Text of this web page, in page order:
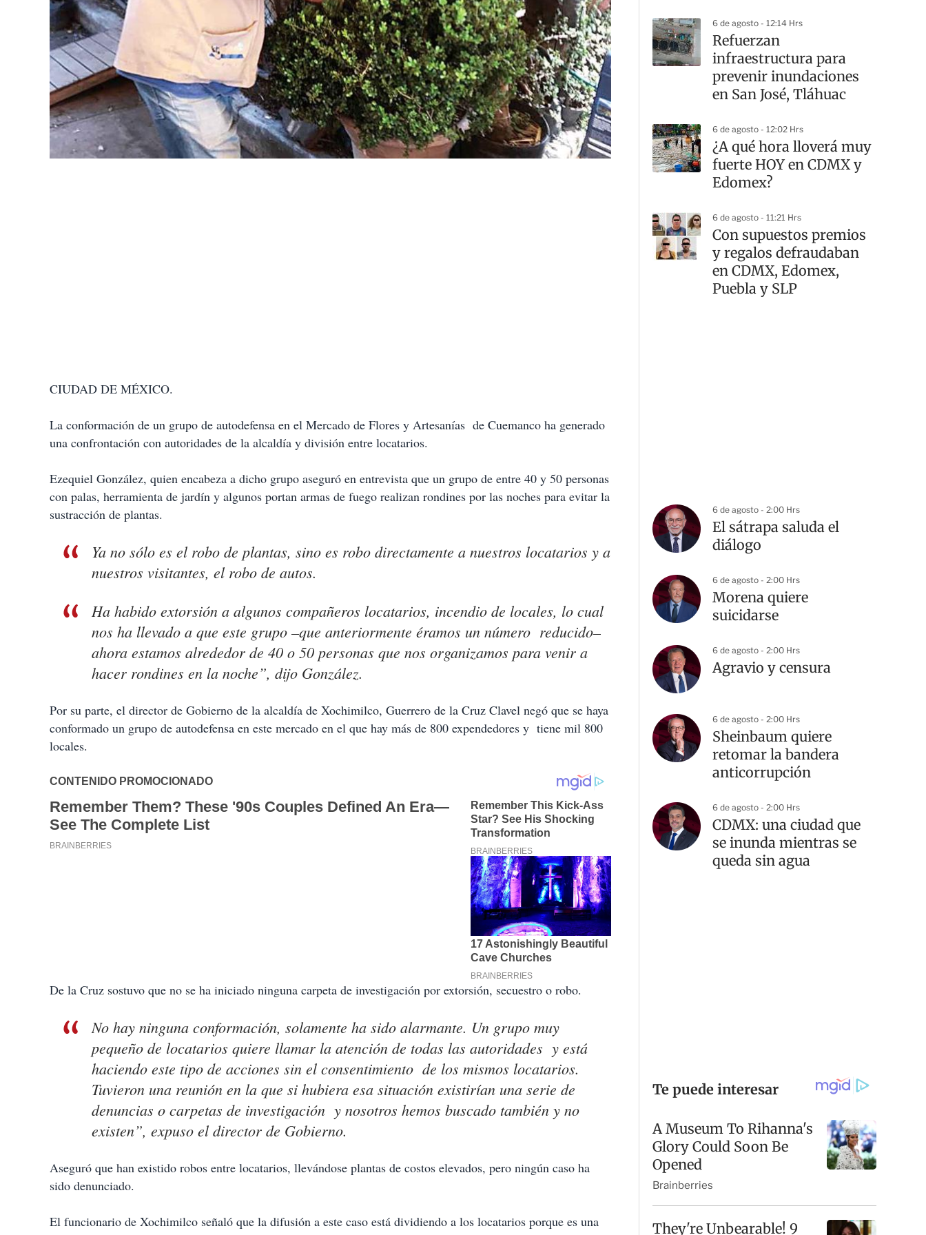
CIUDAD DE MÉXICO.
La conformación de un grupo de autodefensa en el Mercado de Flores y Artesanías de Cuemanco ha generado
una confrontación con autoridades de la alcaldía y división entre locatarios.
Ezequiel González, quien encabeza a dicho grupo aseguró en entrevista que un grupo de entre 40 y 50 personas
con palas, herramienta de jardín y algunos portan armas de fuego realizan rondines por las noches para evitar la
sustracción de plantas.
Ya no sólo es el robo de plantas, sino es robo directamente a nuestros locatarios y a
nuestros visitantes, el robo de autos.
Ha habido extorsión a algunos compañeros locatarios, incendio de locales, lo cual
nos ha llevado a que este grupo –que anteriormente éramos un número reducido–
ahora estamos alrededor de 40 o 50 personas que nos organizamos para venir a
hacer rondines en la noche”, dijo González.
Por su parte, el director de Gobierno de la alcaldía de Xochimilco, Guerrero de la Cruz Clavel negó que se haya
conformado un grupo de autodefensa en este mercado en el que hay más de 800 expendedores y tiene mil 800
locales.
De la Cruz sostuvo que no se ha iniciado ninguna carpeta de investigación por extorsión, secuestro o robo.
No hay ninguna conformación, solamente ha sido alarmante. Un grupo muy
pequeño de locatarios quiere llamar la atención de todas las autoridades y está
haciendo este tipo de acciones sin el consentimiento de los mismos locatarios.
Tuvieron una reunión en la que si hubiera esa situación existirían una serie de
denuncias o carpetas de investigación y nosotros hemos buscado también y no
existen”, expuso el director de Gobierno.
Aseguró que han existido robos entre locatarios, llevándose plantas de costos elevados, pero ningún caso ha
sido denunciado.
El funcionario de Xochimilco señaló que la difusión a este caso está dividiendo a los locatarios porque es una
6 de agosto - 12:14 Hrs
Refuerzan
infraestructura para
prevenir inundaciones
en San José, Tláhuac
6 de agosto - 12:02 Hrs
¿A qué hora lloverá muy
fuerte HOY en CDMX y
Edomex?
6 de agosto - 11:21 Hrs
Con supuestos premios
y regalos defraudaban
en CDMX, Edomex,
Puebla y SLP
6 de agosto - 2:00 Hrs
El sátrapa saluda el
diálogo
6 de agosto - 2:00 Hrs
Morena quiere
suicidarse
6 de agosto - 2:00 Hrs
Agravio y censura
6 de agosto - 2:00 Hrs
Sheinbaum quiere
retomar la bandera
anticorrupción
6 de agosto - 2:00 Hrs
CDMX: una ciudad que
se inunda mientras se
queda sin agua